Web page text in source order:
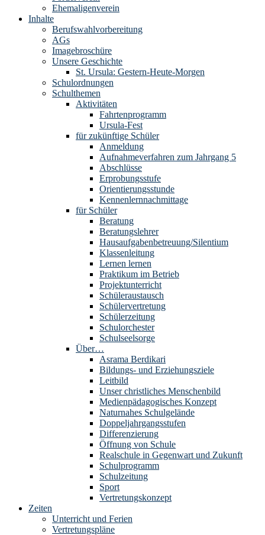
Ehemaligenverein
Inhalte
Berufswahlvorbereitung
AGs
Imagebroschüre
Unsere Geschichte
St. Ursula: Gestern-Heute-Morgen
Schulordnungen
Schulthemen
Aktivitäten
Fahrtenprogramm
Ursula-Fest
für zukünftige Schüler
Anmeldung
Aufnahmeverfahren zum Jahrgang 5
Abschlüsse
Erprobungsstufe
Orientierungsstunde
Kennenlernnachmittage
für Schüler
Beratung
Beratungslehrer
Hausaufgabenbetreuung/Silentium
Klassenleitung
Lernen lernen
Praktikum im Betrieb
Projektunterricht
Schüleraustausch
Schülervertretung
Schülerzeitung
Schulorchester
Schulseelsorge
Über…
Asrama Berdikari
Bildungs- und Erziehungsziele
Leitbild
Unser christliches Menschenbild
Medienpädagogisches Konzept
Naturnahes Schulgelände
Doppeljahrgangsstufen
Differenzierung
Öffnung von Schule
Realschule in Gegenwart und Zukunft
Schulprogramm
Schulzeitung
Sport
Vertretungskonzept
Zeiten
Unterricht und Ferien
Vertretungspläne